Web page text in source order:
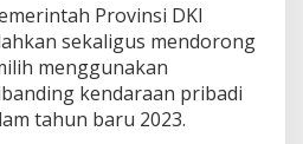
Provinsi DKI
sekaligus mendorong
menggunakan
kendaraan pribadi
tahun baru 2023.